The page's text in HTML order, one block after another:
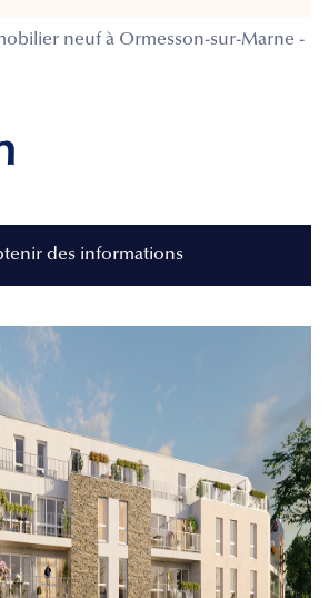
neuf à Ormesson-sur-Marne -
des informations